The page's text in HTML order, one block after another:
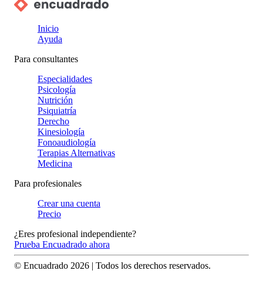
Inicio
Ayuda
Para consultantes
Especialidades
Psicología
Nutrición
Psiquiatría
Derecho
Kinesiología
Fonoaudiología
Terapias Alternativas
Medicina
Para profesionales
Crear una cuenta
Precio
¿Eres profesional independiente?
Prueba Encuadrado ahora
© Encuadrado 2026 | Todos los derechos reservados.